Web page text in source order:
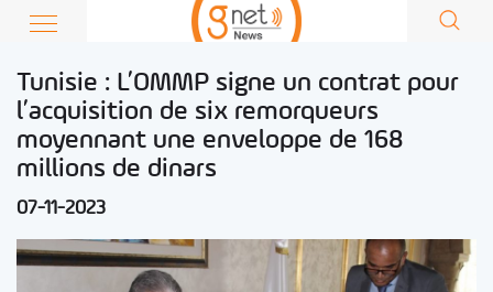
Tunisie : L’OMMP signe un contrat pour
l’acquisition de six remorqueurs
moyennant une enveloppe de 168
millions de dinars
07-11-2023